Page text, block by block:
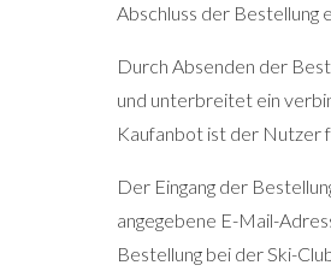
Abschluss der Bestellung
Durch Absenden der
und unterbreitet ein
Kaufanbot ist der Nutzer
Der Eingang der
angegebene E-Mail-
Bestellung bei der Ski-